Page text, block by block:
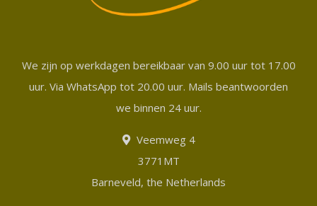
We zijn op werkdagen bereikbaar van 9.00 uur tot 17.00
uur. Via WhatsApp tot 20.00 uur. Mails beantwoorden
we binnen 24 uur.
Veemweg 4
3771MT
Barneveld, the Netherlands